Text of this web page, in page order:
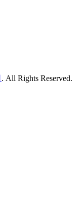
. All Rights Reserved.